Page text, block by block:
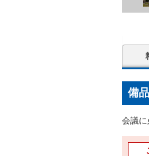
備品
会議に